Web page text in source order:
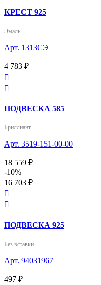
КРЕСТ 925
Эмаль
Арт. 1313СЭ
4 783 ₽


ПОДВЕСКА 585
Бриллиант
Арт. 3519-151-00-00
18 559 ₽
-10%
16 703 ₽


ПОДВЕСКА 925
Без вставки
Арт. 94031967
497 ₽